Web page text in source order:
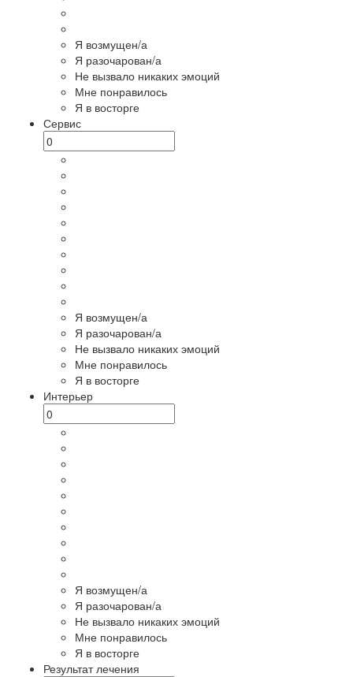
Я возмущен/а
Я разочарован/а
Не вызвало никаких эмоций
Мне понравилось
Я в восторге
Сервис
Я возмущен/а
Я разочарован/а
Не вызвало никаких эмоций
Мне понравилось
Я в восторге
Интерьер
Я возмущен/а
Я разочарован/а
Не вызвало никаких эмоций
Мне понравилось
Я в восторге
Результат лечения